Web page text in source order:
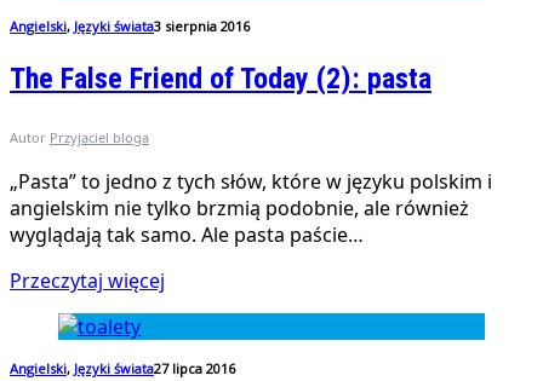
Angielski, Języki świata3 sierpnia 2016
The False Friend of Today (2): pasta
Autor Przyjaciel bloga
„Pasta” to jedno z tych słów, które w języku polskim i
angielskim nie tylko brzmią podobnie, ale również
wyglądają tak samo. Ale pasta paście…
Przeczytaj więcej
Angielski, Języki świata27 lipca 2016